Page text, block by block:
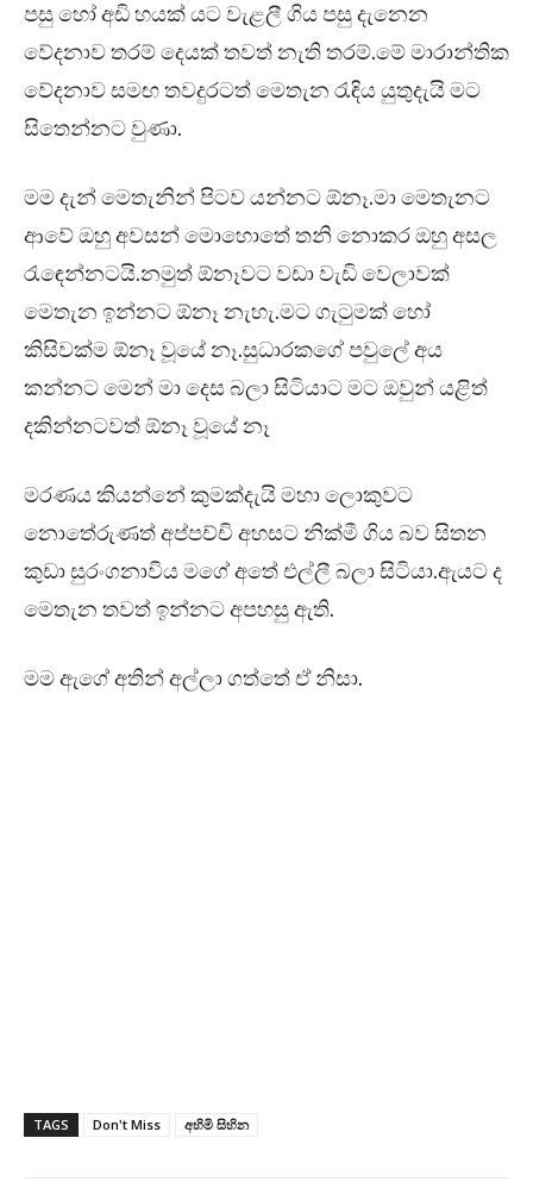
පසු හෝ අඩි හයක් යට වැළලී ගිය පසු දැනෙන
වේදනාව තරම් දෙයක් තවත් නැති තරම්.මේ මාරාන්තික
වේදනාව සමඟ තවදුරටත් මෙතැන රැඳිය යුතුදැයි මට
සිතෙන්නට වුණා.
මම දැන් මෙතැනින් පිටව යන්නට ඕනෑ.මා මෙතැනට
ආවේ ඔහු අවසන් මොහොතේ තනි නොකර ඔහු අසල
රැඳෙන්නටයි.නමුත් ඕනෑවට වඩා වැඩි වෙලාවක්
මෙතැන ඉන්නට ඕනෑ නැහැ.මට ගැටුමක් හෝ
කිසිවක්ම ඕනෑ වූයේ නෑ.සුධාරකගේ පවුලේ අය
කන්නට මෙන් මා දෙස බලා සිටියාට මට ඔවුන් යළිත්
දකින්නටවත් ඕනෑ වූයේ නෑ
මරණය කියන්නේ කුමක්දැයි මහා ලොකුවට
නොතේරුණත් අප්පච්චි අහසට නික්මී ගිය බව සිතන
කුඩා සුරංගනාවිය මගේ අතේ එල්ලී බලා සිටියා.ඇයට ද
මෙතැන තවත් ඉන්නට අපහසු ඇති.
මම ඇගේ අතින් අල්ලා ගත්තේ ඒ නිසා.
TAGS Don't Miss අහිමි සිහින